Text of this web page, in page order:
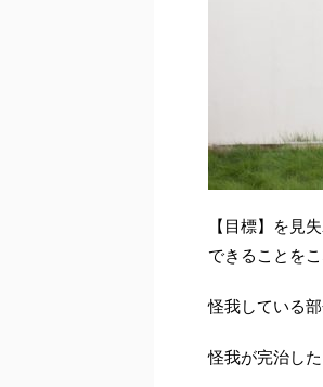
【目標】を見
できることを
怪我している
怪我が完治し